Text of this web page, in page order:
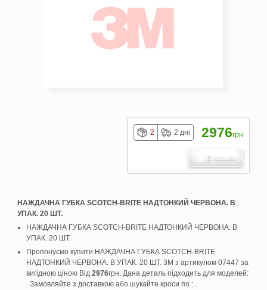
НАЖДАЧНА ГУБКА SCOTCH-BRITE НАДТОНКИЙ ЧЕРВОНА. В
УПАК. 20 ШТ.
НАЖДАЧНА ГУБКА SCOTCH-BRITE НАДТОНКИЙ ЧЕРВОНА. В
УПАК. 20 ШТ.
Пропонуємо купити НАЖДАЧНА ГУБКА SCOTCH-BRITE
НАДТОНКИЙ ЧЕРВОНА. В УПАК. 20 ШТ. 3M з артикулом 07447 за
вигідною ціною Від 2976грн. Дана деталь підходить для моделей:
. Замовляйте з доставкою або шукайте кроси по : .
2 2 дні 2976грн
В кошик